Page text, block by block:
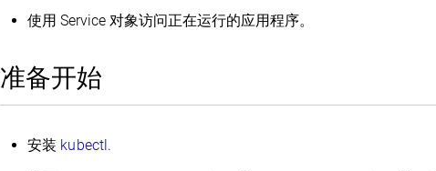
使用 Service 对象访问正在运行的应用程序。
准备开始
安装 kubectl.